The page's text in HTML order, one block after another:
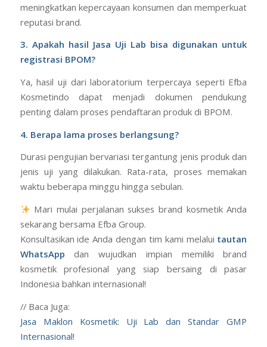
meningkatkan kepercayaan konsumen dan memperkuat
reputasi brand.
3. Apakah hasil Jasa Uji Lab bisa digunakan untuk
registrasi BPOM?
Ya, hasil uji dari laboratorium terpercaya seperti Efba
Kosmetindo dapat menjadi dokumen pendukung
penting dalam proses pendaftaran produk di BPOM.
4. Berapa lama proses berlangsung?
Durasi pengujian bervariasi tergantung jenis produk dan
jenis uji yang dilakukan. Rata-rata, proses memakan
waktu beberapa minggu hingga sebulan.
Mari mulai perjalanan sukses brand kosmetik Anda
sekarang bersama Efba Group.
Konsultasikan ide Anda dengan tim kami melalui tautan
WhatsApp dan wujudkan impian memiliki brand
kosmetik profesional yang siap bersaing di pasar
Indonesia bahkan internasional!
// Baca Juga:
Jasa Maklon Kosmetik: Uji Lab dan Standar GMP
Internasional!